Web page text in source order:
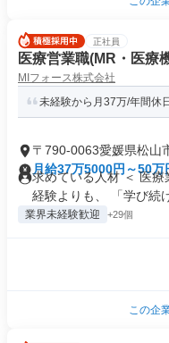
正社員
医療営業職(MR・医療
MIフォース株式会社
未経験から月37万/年間休
〒790-0063愛媛県松山
月給37万5000円～50万
求めている人材 ＜ 医
経験よりも、 「学び続
業界未経験歓迎 +29個
この企